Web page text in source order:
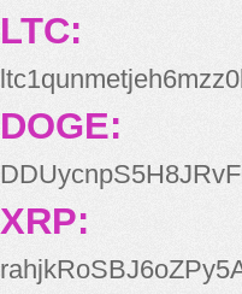
LTC:
DOGE:
XRP: